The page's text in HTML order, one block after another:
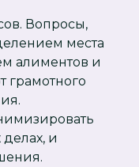
Вопросы,
места
алиментов и
грамотного
и